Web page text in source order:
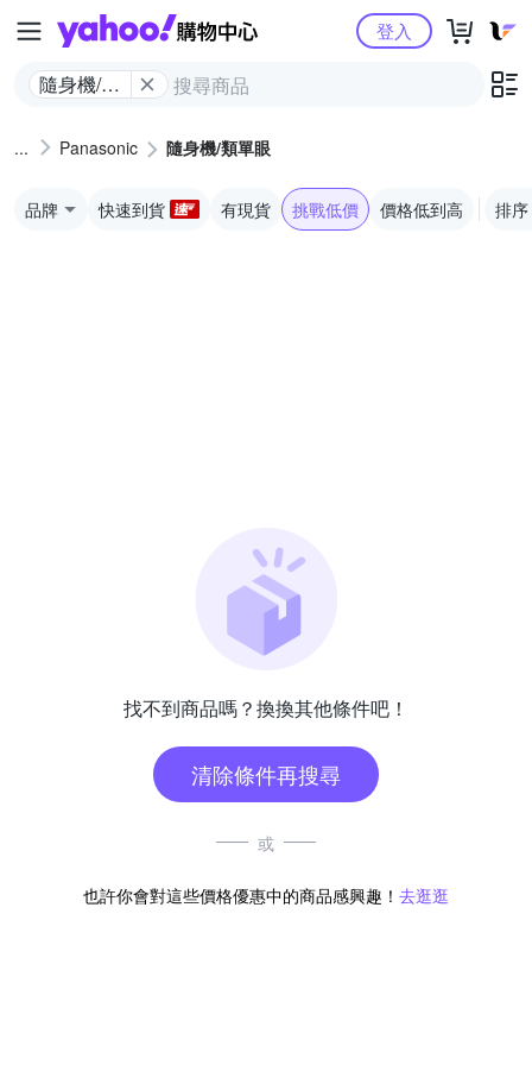
Yahoo購物中心
隨身機/類
登入
Panasonic 隨身機/類單眼
品牌 快速到貨 有現貨 挑戰低價 價格低到高 排序
找不到商品嗎？換換其他條件吧！
清除條件再搜尋
或
也許你會對這些價格優惠中的商品感興趣！ 去逛逛